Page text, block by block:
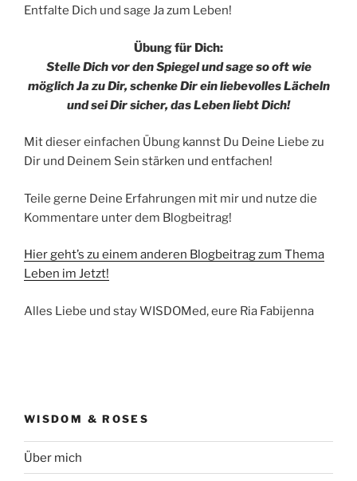
Entfalte Dich und sage Ja zum Leben!
Übung für Dich:
Stelle Dich vor den Spiegel und sage so oft wie
möglich Ja zu Dir, schenke Dir ein liebevolles Lächeln
und sei Dir sicher, das Leben liebt Dich!
Mit dieser einfachen Übung kannst Du Deine Liebe zu
Dir und Deinem Sein stärken und entfachen!
Teile gerne Deine Erfahrungen mit mir und nutze die
Kommentare unter dem Blogbeitrag!
Hier geht’s zu einem anderen Blogbeitrag zum Thema
Leben im Jetzt!
Alles Liebe und stay WISDOMed, eure Ria Fabijenna
WISDOM & ROSES
Über mich